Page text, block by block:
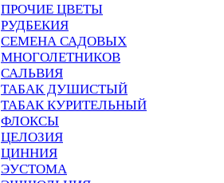
ПРОЧИЕ ЦВЕТЫ
РУДБЕКИЯ
СЕМЕНА САДОВЫХ
МНОГОЛЕТНИКОВ
САЛЬВИЯ
ТАБАК ДУШИСТЫЙ
ТАБАК КУРИТЕЛЬНЫЙ
ФЛОКСЫ
ЦЕЛОЗИЯ
ЦИННИЯ
ЭУСТОМА